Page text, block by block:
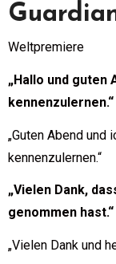
Weltpremiere
„Hallo und guten
kennenzulernen.“
„Guten Abend und
kennenzulernen.“
„Vielen Dank,
genommen hast.“
„Vielen Dank und